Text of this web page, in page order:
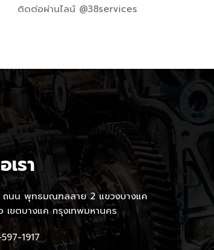
ติดต่อผ่านไลน์ @38services
รา
ถนน พุทธมณฑลสาย 2 แขวงบางแค
เขตบางแค กรุงเทพมหานคร
1917